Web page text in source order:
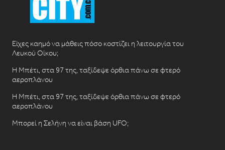
Είχες καημό να μάθεις πόσο κοστίζει η λειτουργία του
Λευκού Οίκου;
Η Μπέτι, στα 97 της, ταξίδεψε όρθια πάνω σε φτερό
αεροπλάνου
Η Μπέτι, στα 97 της, ταξίδεψε όρθια πάνω σε φτερό
αεροπλάνου
Μπορεί η Σελήνη να είναι βάση UFO;